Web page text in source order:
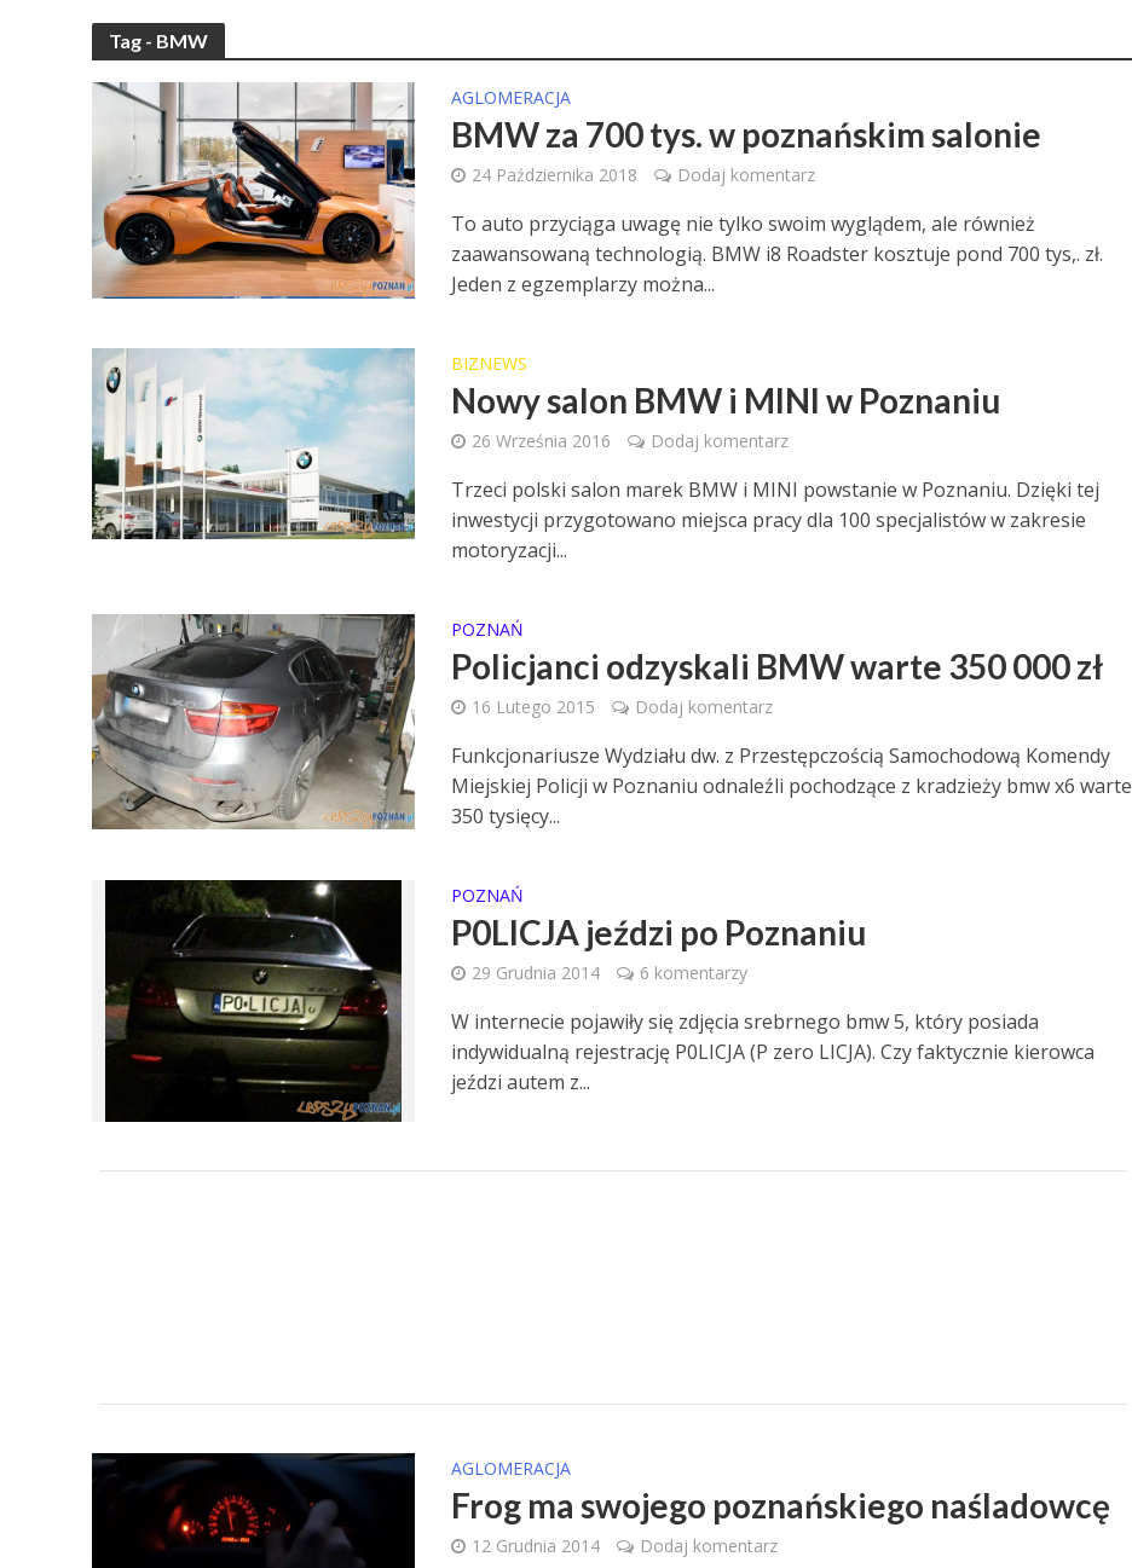
Tag - BMW
AGLOMERACJA
BMW za 700 tys. w poznańskim salonie
24 Października 2018 Dodaj komentarz
To auto przyciąga uwagę nie tylko swoim wyglądem, ale również
zaawansowaną technologią. BMW i8 Roadster kosztuje pond 700 tys,. zł.
Jeden z egzemplarzy można...
BIZNEWS
Nowy salon BMW i MINI w Poznaniu
26 Września 2016 Dodaj komentarz
Trzeci polski salon marek BMW i MINI powstanie w Poznaniu. Dzięki tej
inwestycji przygotowano miejsca pracy dla 100 specjalistów w zakresie
motoryzacji...
POZNAŃ
Policjanci odzyskali BMW warte 350 000 zł
16 Lutego 2015 Dodaj komentarz
Funkcjonariusze Wydziału dw. z Przestępczością Samochodową Komendy
Miejskiej Policji w Poznaniu odnaleźli pochodzące z kradzieży bmw x6 warte
350 tysięcy...
POZNAŃ
P0LICJA jeździ po Poznaniu
29 Grudnia 2014 6 komentarzy
W internecie pojawiły się zdjęcia srebrnego bmw 5, który posiada
indywidualną rejestrację P0LICJA (P zero LICJA). Czy faktycznie kierowca
jeździ autem z...
AGLOMERACJA
Frog ma swojego poznańskiego naśladowcę
12 Grudnia 2014 Dodaj komentarz